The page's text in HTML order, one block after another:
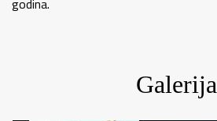
godina.
Galerija